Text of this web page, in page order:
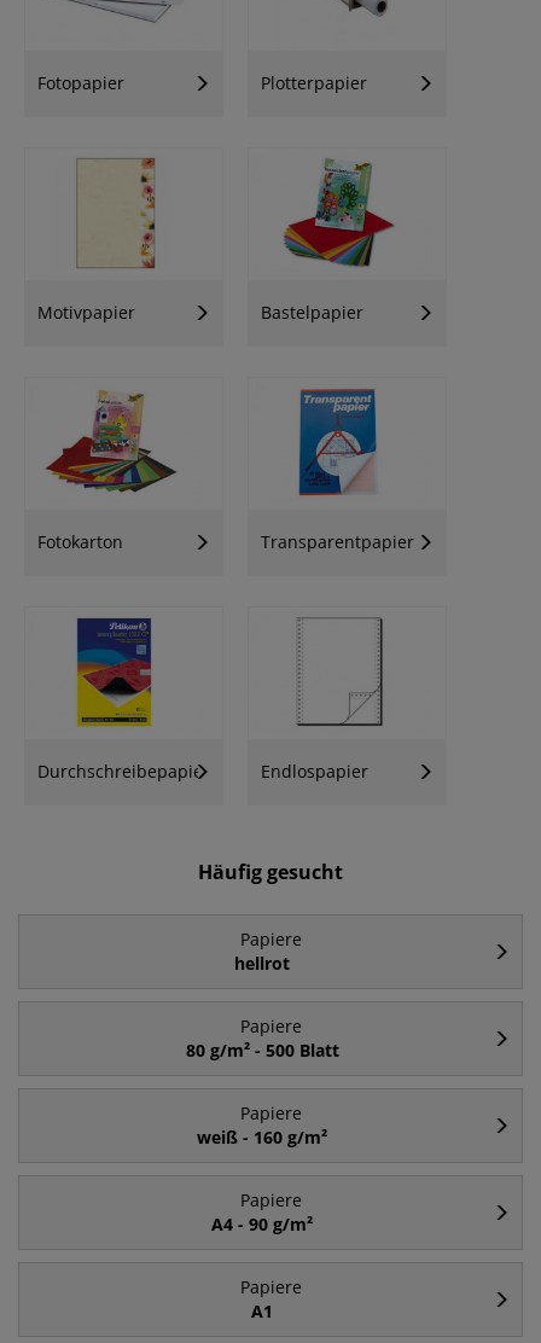
Fotopapier Plotterpapier
Motivpapier Bastelpapier
Fotokarton Transparentpapier
Durchschreibepapier Endlospapier
Häufig gesucht
Papiere
hellrot
Papiere
80 g/m² - 500 Blatt
Papiere
weiß - 160 g/m²
Papiere
A4 - 90 g/m²
Papiere
A1